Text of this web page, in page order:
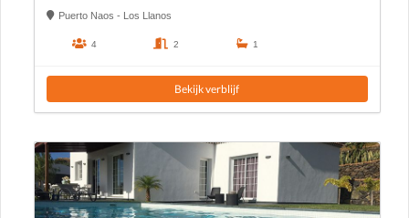
Puerto Naos - Los Llanos
4 2 1
Bekijk verblijf